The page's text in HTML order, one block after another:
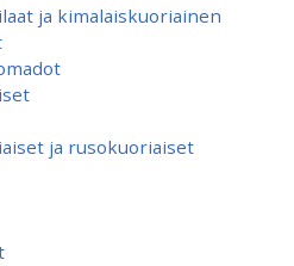
ja kimalaiskuoriainen
ja rusokuoriaiset